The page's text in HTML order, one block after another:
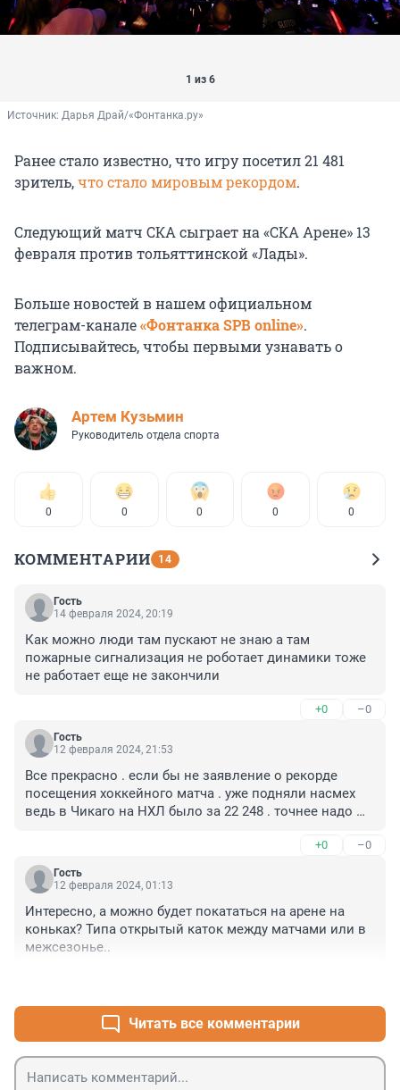
1 из 6
Источник: Дарья Драй/«Фонтанка.ру»
Ранее стало известно, что игру посетил 21 481
зритель,что стало мировым рекордом.
Следующий матч СКА сыграет на «СКА Арене» 13
февраля против тольяттинской «Лады».
Больше новостей в нашем официальном
телеграм-канале«Фонтанка SPB online».
Подписывайтесь, чтобы первыми узнавать о
важном.
Артем Кузьмин
Руководитель отдела спорта
0 0 0 0 0
КОММЕНТАРИИ 14
Гость
14 февраля 2024, 20:19
Как можно люди там пускают не знаю а там
пожарные сигнализация не роботает динамики тоже
не работает еще не закончили
+0 –0
Гость
12 февраля 2024, 21:53
Все прекрасно . если бы не заявление о рекорде
посещения хоккейного матча . уже подняли насмех
ведь в Чикаго на НХЛ было за 22 248 . точнее надо
. ведь слово не воробей . ну ничего дай бог в финале
кубка побьете рассадив поплотнее за всеми столами
да на ступеньки и будет 22509 вот и будет мировой
ошибок .
+0 –0
Гость
12 февраля 2024, 01:13
Интересно, а можно будет покататься на арене на
коньках? Типа открытый каток между матчами или в
межсезонье..
Читать все комментарии